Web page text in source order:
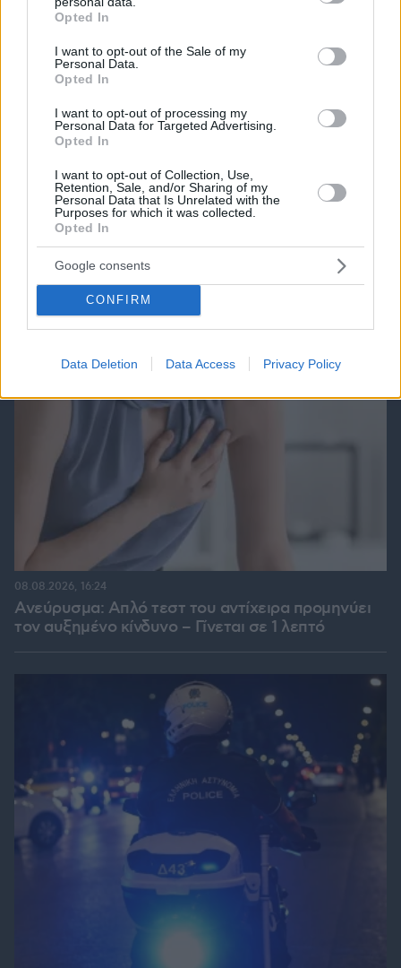
grant or deny consent to Google and its third-party tags to
use your data for below specified purposes in below Google
consent section.
Opted In
I want to opt-out of the Sale of my
Personal Data.
Opted In
I want to opt-out of processing my
Personal Data for Targeted Advertising.
Opted In
I want to opt-out of Collection, Use,
Retention, Sale, and/or Sharing of my
Personal Data that Is Unrelated with the
Purposes for which it was collected.
Opted In
Google consents
CONFIRM
Data Deletion Data Access Privacy Policy
Cut The Rope
ΔΕΙΤΕ ΟΛΑ ΤΑ GAMES
Best of Network
Ανεύρυσμα: Απλό τεστ του αντίχειρα προμηνύει
τον αυξημένο κίνδυνο – Γίνεται σε 1 λεπτό
08.08.2026, 16:24